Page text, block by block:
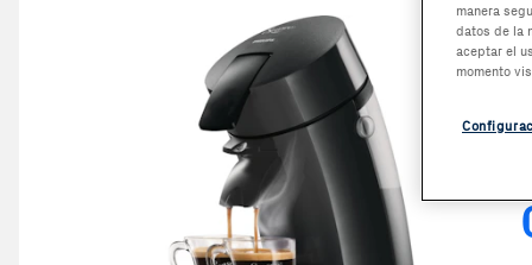
manera
datos de la
aceptar el
momento